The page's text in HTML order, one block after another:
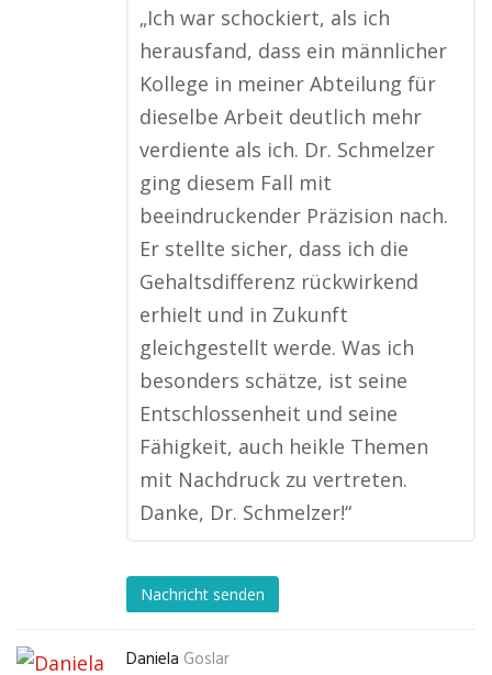
„Ich war schockiert, als ich
herausfand, dass ein männlicher
Kollege in meiner Abteilung für
dieselbe Arbeit deutlich mehr
verdiente als ich. Dr. Schmelzer
ging diesem Fall mit
beeindruckender Präzision nach.
Er stellte sicher, dass ich die
Gehaltsdifferenz rückwirkend
erhielt und in Zukunft
gleichgestellt werde. Was ich
besonders schätze, ist seine
Entschlossenheit und seine
Fähigkeit, auch heikle Themen
mit Nachdruck zu vertreten.
Danke, Dr. Schmelzer!“
Nachricht senden
Daniela Goslar